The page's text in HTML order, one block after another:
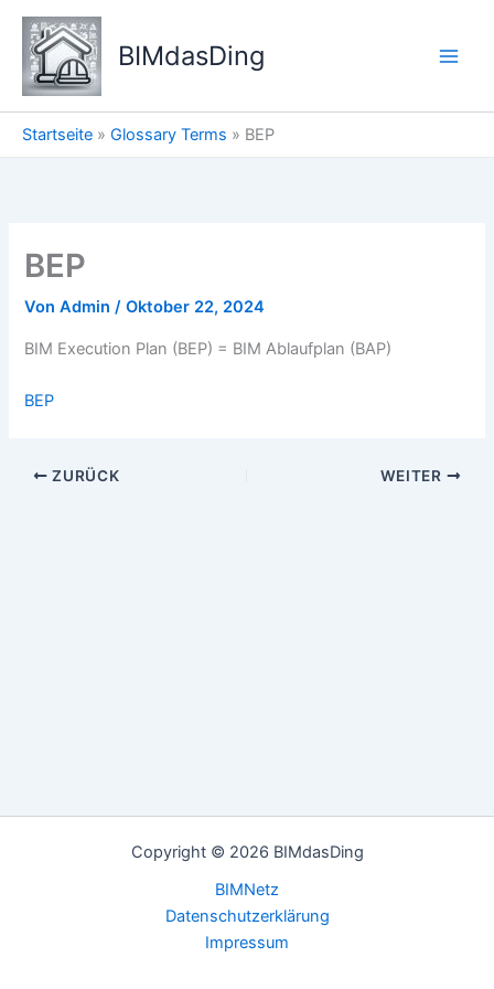
Zum
Inhalt
springen
BIMdasDing
Startseite » Glossary Terms » BEP
BEP
VonAdmin/Oktober 22, 2024
BIM Execution Plan (BEP) = BIM Ablaufplan (BAP)
BEP
ZURÜCK WEITER
Copyright © 2026 BIMdasDing
BIMNetz
Datenschutzerklärung
Impressum